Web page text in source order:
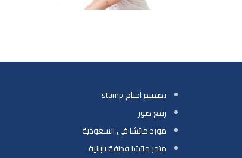
تصميم أختام stamp
رفع صور
مورد ماتشا في السعودية
متجر ماتشا قطفة يابانية